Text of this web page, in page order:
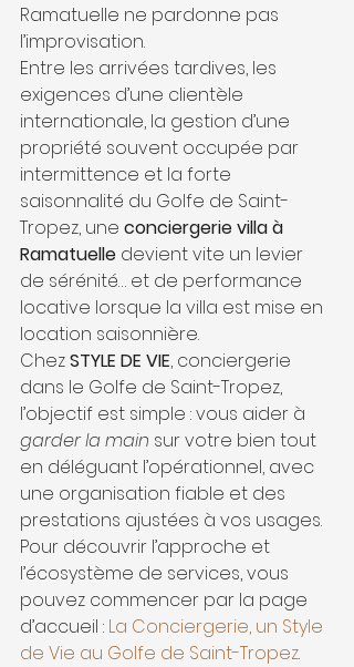
Ramatuelle ne pardonne pas
l’improvisation.
Entre les arrivées tardives, les
exigences d’une clientèle
internationale, la gestion d’une
propriété souvent occupée par
intermittence et la forte
saisonnalité du Golfe de Saint-
Tropez, une conciergerie villa à
Ramatuelle devient vite un levier
de sérénité… et de performance
locative lorsque la villa est mise en
location saisonnière.
Chez STYLE DE VIE, conciergerie
dans le Golfe de Saint-Tropez,
l’objectif est simple : vous aider à
garder la main sur votre bien tout
en déléguant l’opérationnel, avec
une organisation fiable et des
prestations ajustées à vos usages.
Pour découvrir l’approche et
l’écosystème de services, vous
pouvez commencer par la page
d’accueil : La Conciergerie, un Style
de Vie au Golfe de Saint-Tropez.